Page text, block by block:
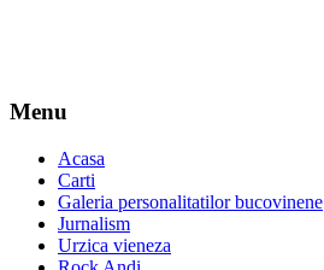
Menu
Acasa
Carti
Galeria personalitatilor bucovinene
Jurnalism
Urzica vieneza